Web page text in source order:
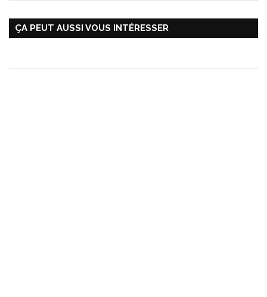
ÇA PEUT AUSSI VOUS INTÉRESSER